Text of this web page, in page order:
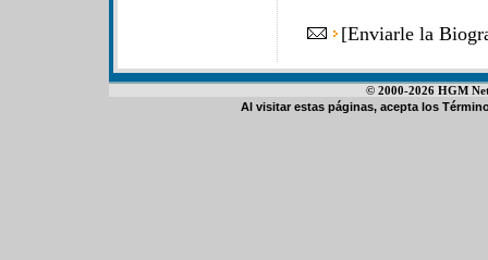
[Enviarle la
© 2000-2026 HGM
Al visitar estas páginas, acepta los